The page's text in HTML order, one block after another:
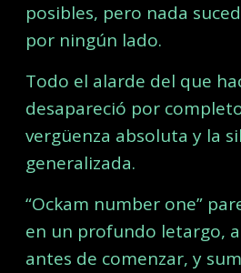
posibles, pero nada
por ningún lado.
Todo el alarde del que
desapareció por
vergüenza absoluta y la
generalizada.
“Ockam number one”
en un profundo letargo,
antes de comenzar, y